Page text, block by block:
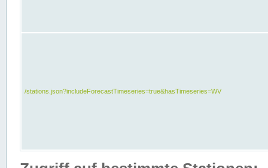
/stations.json?includeForecastTimeseries=true&hasTimeseries=WV